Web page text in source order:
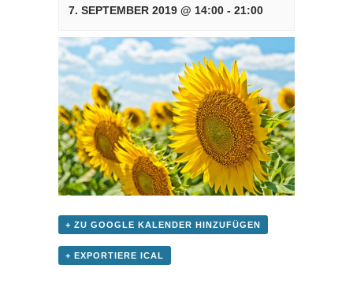
7. SEPTEMBER 2019 @ 14:00 - 21:00
+ ZU GOOGLE KALENDER HINZUFÜGEN
+ EXPORTIERE ICAL